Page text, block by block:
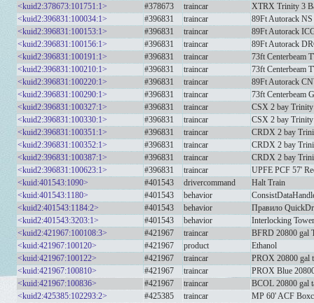
<kuid2:378673:101751:1>
#378673 traincar
XTRX Trinity 3
<kuid2:396831:100034:1>
#396831 traincar
89Ft Autorack NS
<kuid2:396831:100153:1>
#396831 traincar
89Ft Autorack
<kuid2:396831:100156:1>
#396831 traincar
89Ft Autorack
<kuid2:396831:100191:1>
#396831 traincar
73ft Centerbeam
<kuid2:396831:100210:1>
#396831 traincar
73ft Centerbeam
<kuid2:396831:100220:1>
#396831 traincar
89Ft Autorack
<kuid2:396831:100290:1>
#396831 traincar
73ft Centerbeam
<kuid2:396831:100327:1>
#396831 traincar
CSX 2 bay Trinity
<kuid2:396831:100330:1>
#396831 traincar
CSX 2 bay Trinity
<kuid2:396831:100351:1>
#396831 traincar
CRDX 2 bay
<kuid2:396831:100352:1>
#396831 traincar
CRDX 2 bay
<kuid2:396831:100387:1>
#396831 traincar
CRDX 2 bay
<kuid2:396831:100623:1>
#396831 traincar
UPFE PCF 57'
<kuid:401543:1090>
#401543 drivercommand
Halt Train
<kuid:401543:1180>
#401543 behavior
<kuid2:401543:1184:2>
#401543 behavior
Правило
<kuid2:401543:3203:1>
#401543 behavior
Interlocking
<kuid2:421967:100108:3>
#421967 traincar
BFRD 20800 gal
<kuid:421967:100120>
#421967 product
Ethanol
<kuid:421967:100122>
#421967 traincar
PROX 20800 gal
<kuid:421967:100810>
#421967 traincar
PROX Blue
<kuid:421967:100836>
#421967 traincar
BCOL 20800 gal
<kuid2:425385:102293:2>
#425385 traincar
MP 60' ACF